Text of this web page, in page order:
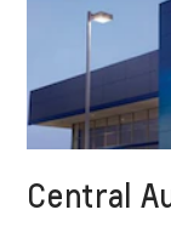
Central